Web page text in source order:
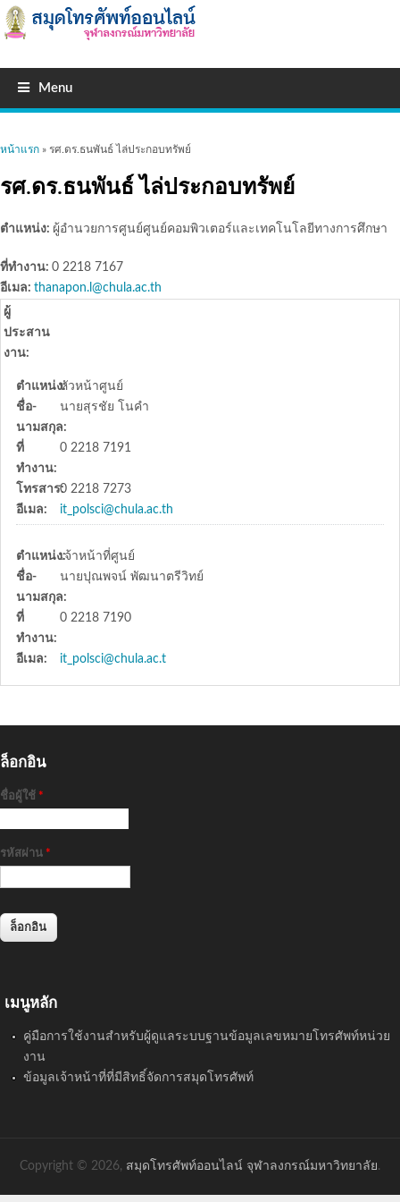
Menu
คุณอยู่ที่นี่
หน้าแรก » รศ.ดร.ธนพันธ์ ไล่ประกอบทรัพย์
รศ.ดร.ธนพันธ์ ไล่ประกอบทรัพย์
ตำแหน่ง: ผู้อำนวยการศูนย์ศูนย์คอมพิวเตอร์และเทคโนโลยีทางการศึกษา
ที่ทำงาน: 0 2218 7167
อีเมล: thanapon.l@chula.ac.th
ผู้
ประสาน
งาน:
ตำแหน่ง:หัวหน้าศูนย์
ชื่อ-
นามสกุล:
นายสุรชัย โนคำ
ที่
ทำงาน:
0 2218 7191
โทรสาร:0 2218 7273
อีเมล:
it_polsci@chula.ac.th
ตำแหน่ง:เจ้าหน้าที่ศูนย์
ชื่อ-
นามสกุล:
นายปุณพจน์ พัฒนาตรีวิทย์
ที่
ทำงาน:
0 2218 7190
อีเมล: it_polsci@chula.ac.t
ล็อกอิน
ชื่อผู้ใช้ *
รหัสผ่าน *
เมนูหลัก
คู่มือการใช้งานสำหรับผู้ดูแลระบบฐานข้อมูลเลขหมายโทรศัพท์หน่วย
งาน
ข้อมูลเจ้าหน้าที่ที่มีสิทธิ์จัดการสมุดโทรศัพท์
Copyright © 2026, สมุดโทรศัพท์ออนไลน์ จุฬาลงกรณ์มหาวิทยาลัย.